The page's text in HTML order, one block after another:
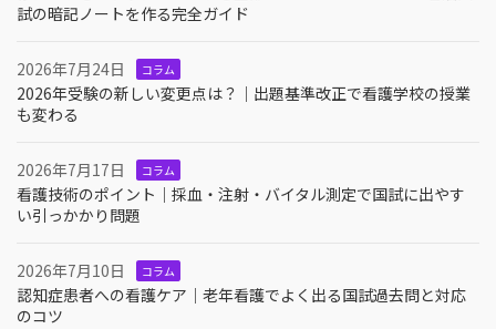
試の暗記ノートを作る完全ガイド
2026年7月24日 コラム
2026年受験の新しい変更点は？｜出題基準改正で看護学校の授業
も変わる
2026年7月17日 コラム
看護技術のポイント｜採血・注射・バイタル測定で国試に出やす
い引っかかり問題
2026年7月10日 コラム
認知症患者への看護ケア｜老年看護でよく出る国試過去問と対応
のコツ